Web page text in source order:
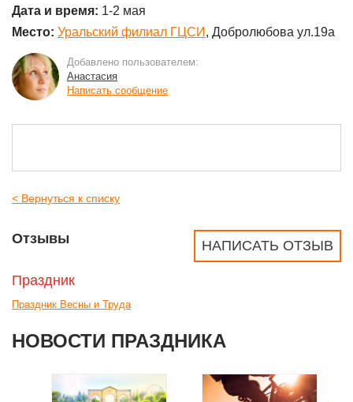
Дата и время: 1-2 мая
Место: Уральский филиал ГЦСИ , Добролюбова ул.19а
Добавлено пользователем:
Анастасия
Написать сообщение
< Вернуться к списку
НАПИСАТЬ ОТЗЫВ
Отзывы
Праздник
Праздник Весны и Труда
НОВОСТИ ПРАЗДНИКА